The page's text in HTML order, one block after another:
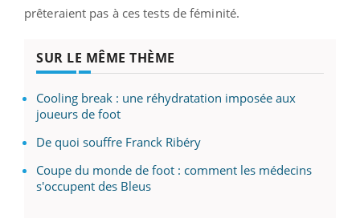
prêteraient pas à ces tests de féminité.
SUR LE MÊME THÈME
Cooling break : une réhydratation imposée aux
joueurs de foot
De quoi souffre Franck Ribéry
Coupe du monde de foot : comment les médecins
s'occupent des Bleus